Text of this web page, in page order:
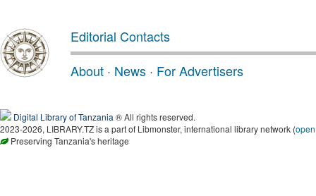
Editorial Contacts
About · News · For Advertisers
Digital Library of Tanzania ® All rights reserved.
2023-2026, LIBRARY.TZ is a part of Libmonster, international library network (
Preserving Tanzania's heritage